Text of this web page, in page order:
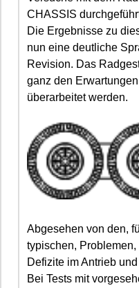
CHASSIS
Die Ergebnisse zu
nun eine deutliche
Revision. Das
ganz den
überarbeitet werden.
Abgesehen von den,
typischen,
Defizite im Antrieb
Bei Tests mit